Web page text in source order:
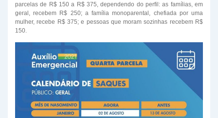
parcelas de R$ 150 a R$ 375, dependendo do perfil: as famílias, em
geral, recebem R$ 250; a família monoparental, chefiada por uma
mulher, recebe R$ 375; e pessoas que moram sozinhas recebem R$
150.